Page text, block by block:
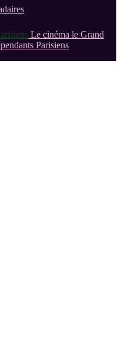
Le cinéma le Grand
Parisiens